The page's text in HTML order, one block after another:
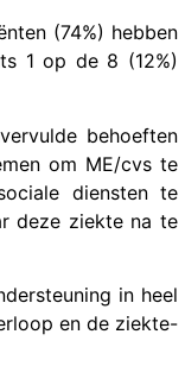
(74%) hebben
1 op de 8 (12%)
behoeften
om ME/cvs te
diensten te
deze ziekte na te
in heel
en de ziekte-